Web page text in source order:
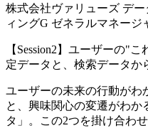
株式会社ヴァリューズ デ
ィングG ゼネラルマネージ
【Session2】ユーザーの"
定データと、検索データか
ユーザーの未来の行動がわ
と、興味関心の変遷がわか
タ」。この2つを掛け合わ